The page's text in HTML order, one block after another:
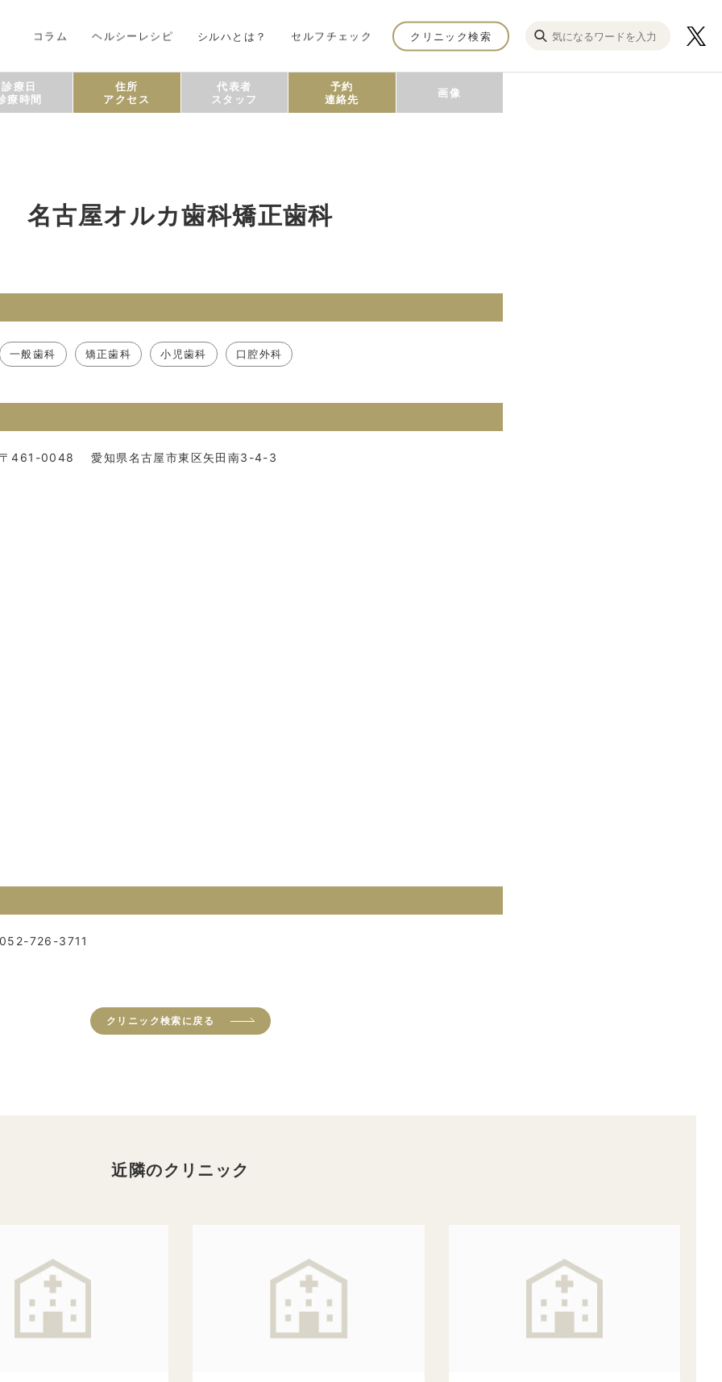
コラム ヘルシーレシピ シルハとは？ セルフチェック クリニック検索
診療日
療時間
住所
アクセス
代表者
スタッフ
予約
連絡先
画像
名古屋オルカ歯科矯正歯科
一般歯科 矯正歯科 小児歯科 口腔外科
〒461-0048 愛知県名古屋市東区矢田南3-4-3
052-726-3711
クリニック検索に戻る
近隣のクリニック